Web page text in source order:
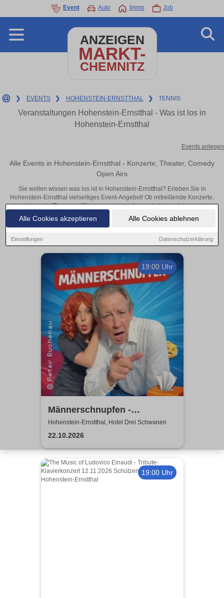
Alle Cookies akzeptieren Alle Cookies ablehnen
Einstellungen Datenschutzerklärung
Event Auto Immo Job
ANZEIGEN
MARKT-
CHEMNITZ
❯ EVENTS ❯ HOHENSTEIN-ERNSTTHAL ❯ TENNIS
Veranstaltungen Hohenstein-Ernstthal - Was ist los in
Hohenstein-Ernstthal
Events anlegen
Alle Events in Hohenstein-Ernstthal - Konzerte, Theater, Comedy
Open Airs
Sie wollen wissen was los ist in Hohenstein-Ernstthal? Erleben Sie in
Hohenstein-Ernstthal vielseitiges Event-Angebot! Ob mitreißende Konzerte,
inspirierende Theateraufführungen oder aufregende Veranstaltungen in
Hohenstein-Ernstthal – hier finden alles im Überblick und Tickets.
19:00 Uhr
Männerschnupfen -
Buchenau Comedy Tour
Hohenstein-Ernstthal, Hotel Drei Schwanen
22.10.2026
19:00 Uhr